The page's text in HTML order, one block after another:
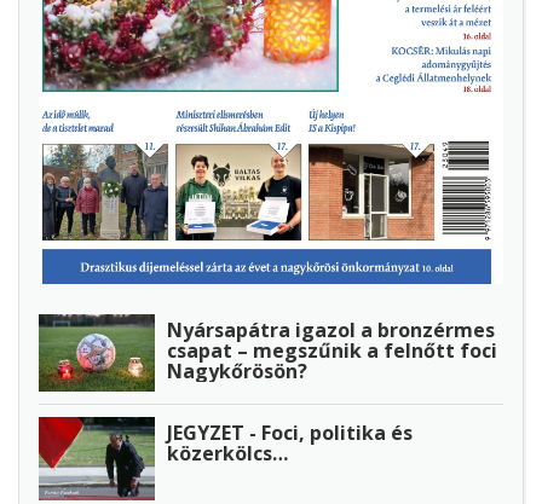
Nyársapátra igazol a bronzérmes
csapat – megszűnik a felnőtt foci
Nagykőrösön?
JEGYZET - Foci, politika és
közerkölcs…